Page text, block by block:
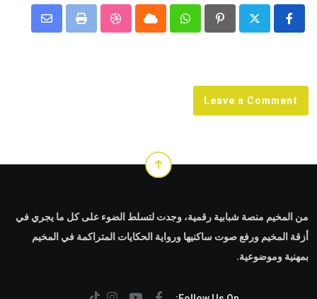
Pinterest
Whatsapp
Cloud
StumbleUpon
Print
Share
Leave a Comment
من المخيم منصة شبابية رقمية، وجدت لتسلط الضوء على كل ما يجري في
أزقة المخيم ورفع صوت ساكنيها ورواية الحكايات المتراكمة في المخيم
بمهنية وموضوعية.